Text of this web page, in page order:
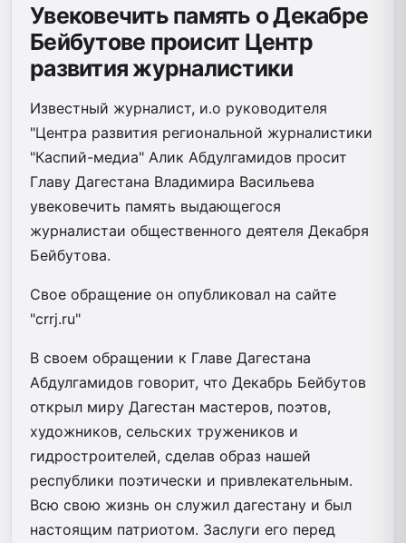
Увековечить память о Декабре
Бейбутове происит Центр
развития журналистики
Известный журналист, и.о руководителя
"Центра развития региональной журналистики
"Каспий-медиа" Алик Абдулгамидов просит
Главу Дагестана Владимира Васильева
увековечить память выдающегося
журналистаи общественного деятеля Декабря
Бейбутова.
Свое обращение он опубликовал на сайте
"crrj.ru"
В своем обращении к Главе Дагестана
Абдулгамидов говорит, что Декабрь Бейбутов
открыл миру Дагестан мастеров, поэтов,
художников, сельских тружеников и
гидростроителей, сделав образ нашей
республики поэтически и привлекательным.
Всю свою жизнь он служил дагестану и был
настоящим патриотом. Заслуги его перед